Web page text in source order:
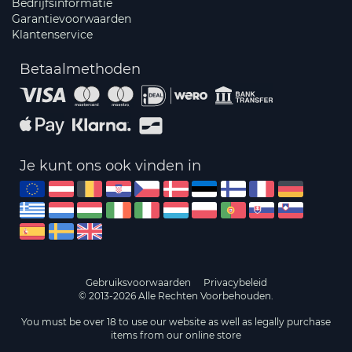
Bedrijfsinformatie
Garantievoorwaarden
Klantenservice
Betaalmethoden
Je kunt ons ook vinden in
Gebruiksvoorwaarden
Privacybeleid
© 2013-2026 Alle Rechten Voorbehouden.
You must be over 18 to use our website as well as legally purchase
items from our online store